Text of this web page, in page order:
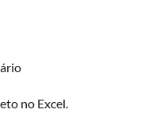
no Excel.